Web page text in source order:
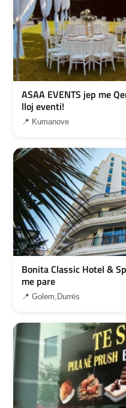
ASAA EVENTS jep me
lloj eventi!
📍 Kumanove
Bonita Classic Hotel &
me pare
📍 Golem,Durrës